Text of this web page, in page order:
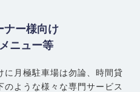
ナー様向け
ニュー等
月極駐車場は勿論、 時間貸
のような様々な専門サービス